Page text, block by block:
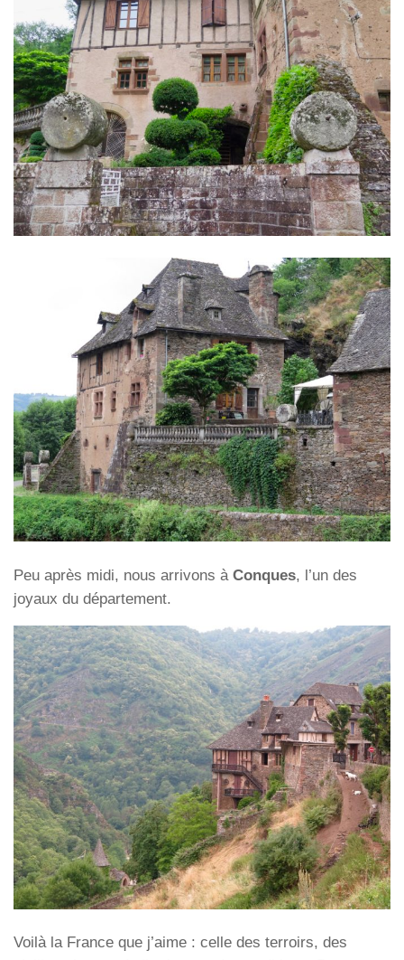
Peu après midi, nous arrivons à Conques, l’un des
joyaux du département.
Voilà la France que j’aime : celle des terroirs, des